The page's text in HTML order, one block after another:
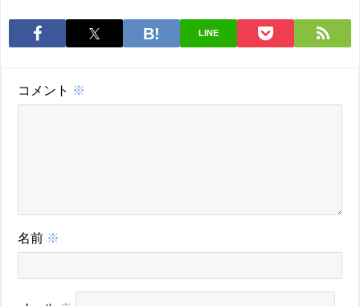
LINE
コメント ※
名前 ※